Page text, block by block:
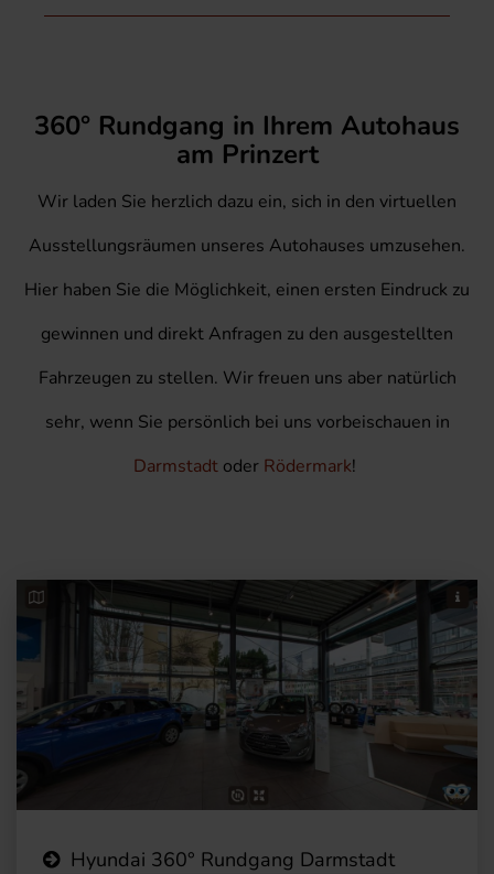
360° Rundgang in Ihrem Autohaus
am Prinzert
Wir laden Sie herzlich dazu ein, sich in den virtuellen
Ausstellungsräumen unseres Autohauses umzusehen.
Hier haben Sie die Möglichkeit, einen ersten Eindruck zu
gewinnen und direkt Anfragen zu den ausgestellten
Fahrzeugen zu stellen. Wir freuen uns aber natürlich
sehr, wenn Sie persönlich bei uns vorbeischauen in
Darmstadt oder Rödermark!
Hyundai 360° Rundgang Darmstadt